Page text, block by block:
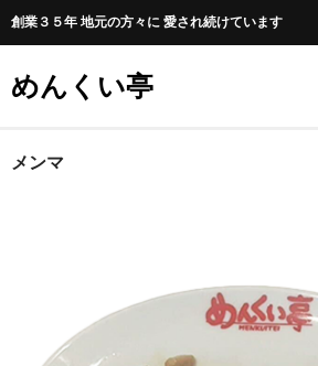
​創業３５年 地元の方々に 愛され続けています
めんくい亭
ホーム
めんくい亭について
メンマ